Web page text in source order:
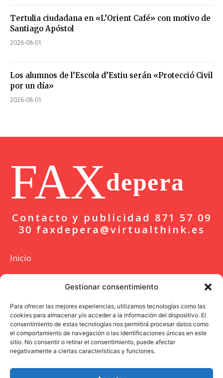
Gestionar consentimiento
Para ofrecer las mejores experiencias, utilizamos tecnologías como las
cookies para almacenar y/o acceder a la información del dispositivo. El
consentimiento de estas tecnologías nos permitirá procesar datos como
el comportamiento de navegación o las identificaciones únicas en este
sitio. No consentir o retirar el consentimiento, puede afectar
negativamente a ciertas características y funciones.
Tertulia ciudadana en «L’Orient Café» con motivo de
Santiago Apóstol
2026-08-01
Los alumnos de l’Escola d’Estiu serán «Protecció Civil
por un día»
2026-08-01
FAXdepera
Contacto y publicidad 871 57 09
30 faxdepera@virtualthink.es
Inicio
Actualidad
Colaboración
Entrevista
Opinión